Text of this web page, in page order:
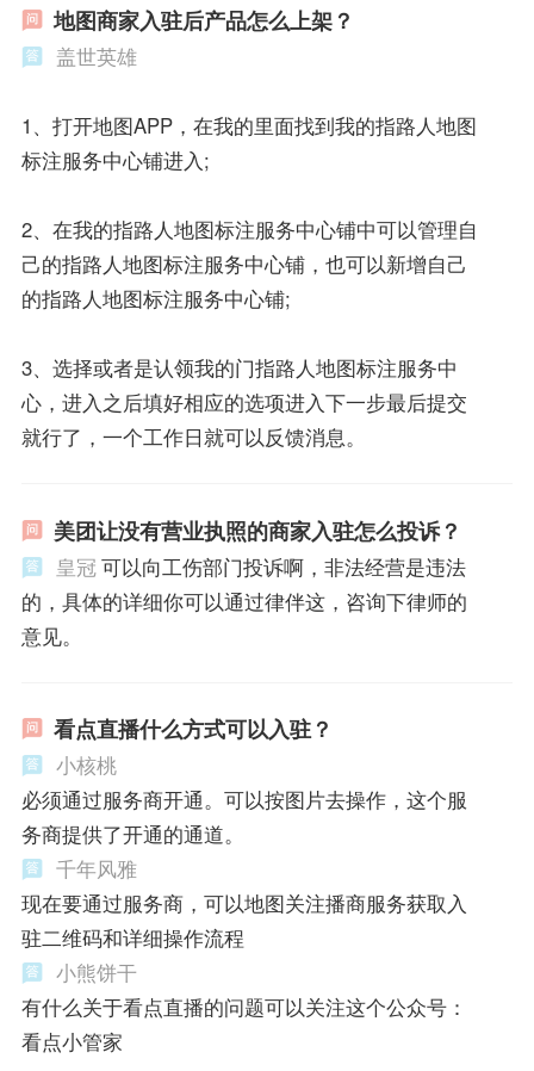
地图商家入驻后产品怎么上架？
盖世英雄
1、打开地图APP，在我的里面找到我的指路人地图
标注服务中心铺进入;
2、在我的指路人地图标注服务中心铺中可以管理自
己的指路人地图标注服务中心铺，也可以新增自己
的指路人地图标注服务中心铺;
3、选择或者是认领我的门指路人地图标注服务中
心，进入之后填好相应的选项进入下一步最后提交
就行了，一个工作日就可以反馈消息。
美团让没有营业执照的商家入驻怎么投诉？
皇冠可以向工伤部门投诉啊，非法经营是违法
的，具体的详细你可以通过律伴这，咨询下律师的
意见。
看点直播什么方式可以入驻？
小核桃
必须通过服务商开通。可以按图片去操作，这个服
务商提供了开通的通道。
千年风雅
现在要通过服务商，可以地图关注播商服务获取入
驻二维码和详细操作流程
小熊饼干
有什么关于看点直播的问题可以关注这个公众号：
看点小管家